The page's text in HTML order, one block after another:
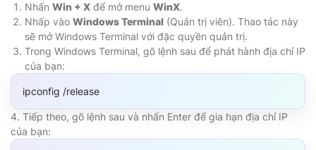
Nhấn Win + X để mở menu WinX.
Nhấp vào Windows Terminal (Quản trị viên). Thao tác này
sẽ mở Windows Terminal với đặc quyền quản trị.
Trong Windows Terminal, gõ lệnh sau để phát hành địa chỉ IP
của bạn:
ipconfig /release
4. Tiếp theo, gõ lệnh sau và nhấn Enter để gia hạn địa chỉ IP
của bạn: